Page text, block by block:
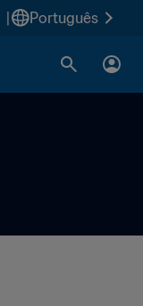
Português